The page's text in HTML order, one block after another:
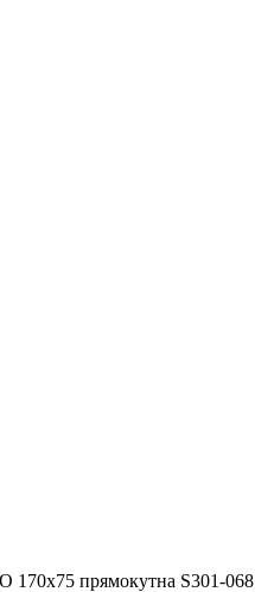
170х75 прямокутна S301-068